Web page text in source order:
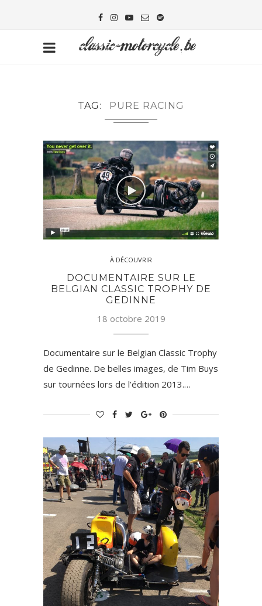
TAG PURE RACING
À DÉCOUVRIR
DOCUMENTAIRE SUR LE
BELGIAN CLASSIC TROPHY DE
GEDINNE
18 octobre 2019
Documentaire sur le Belgian Classic Trophy
de Gedinne. De belles images, de Tim Buys
sur tournées lors de l’édition 2013.…